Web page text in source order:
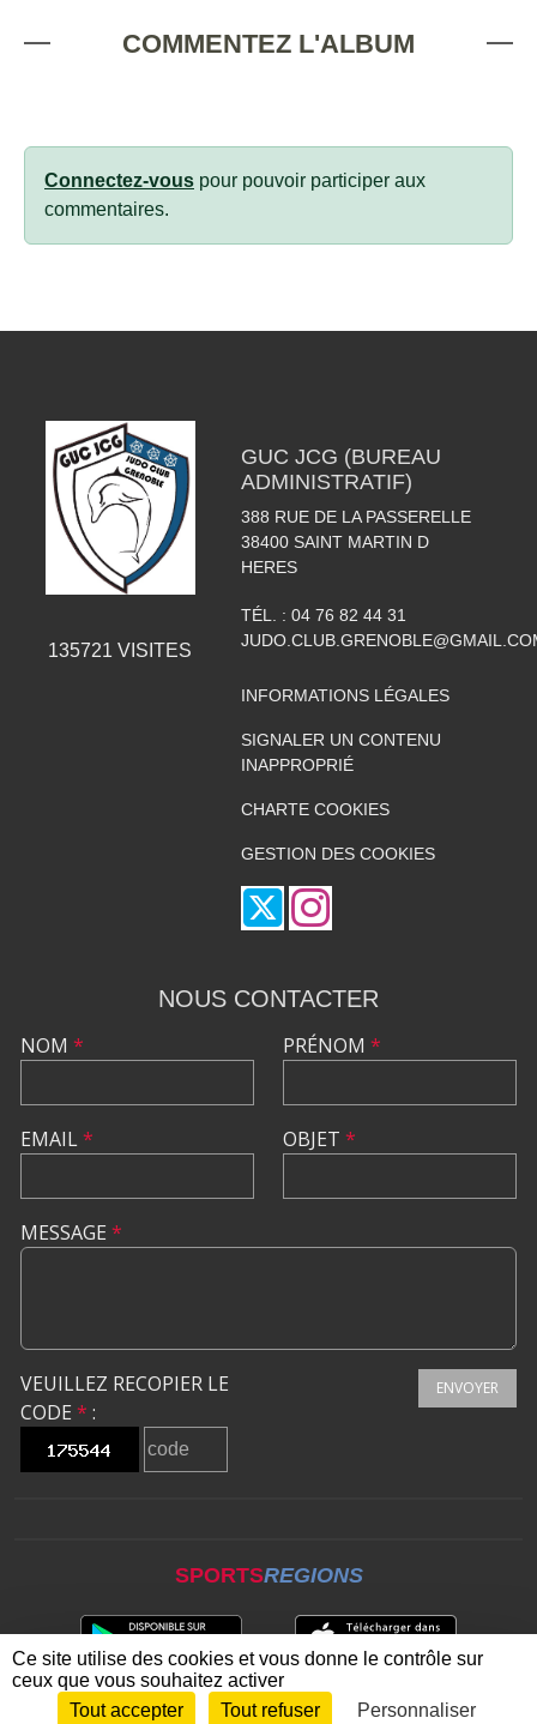
COMMENTEZ L'ALBUM
Connectez-vous pour pouvoir participer aux
commentaires.
135721 VISITES
GUC JCG (BUREAU
ADMINISTRATIF)
388 RUE DE LA PASSERELLE
38400 SAINT MARTIN D
HERES
TÉL. : 04 76 82 44 31
INFORMATIONS LÉGALES
SIGNALER UN CONTENU
INAPPROPRIÉ
CHARTE COOKIES
GESTION DES COOKIES
NOUS CONTACTER
NOM *
EMAIL*
PRÉNOM *
OBJET *
MESSAGE *
VEUILLEZ RECOPIER LE
CODE * :
ENVOYER
SPORTSREGIONS
Envie de participer ? CONNEXION
Ce site utilise des cookies et vous donne le contrôle sur
ceux que vous souhaitez activer
Tout accepter
Tout refuser Personnaliser